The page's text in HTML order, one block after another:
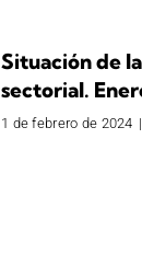
Situación de
sectorial.
1 de febrero de 2024 |